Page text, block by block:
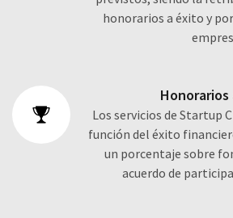
honorarios a éxito y
Honorarios
Los servicios de Startup
función del éxito
un porcentaje sobre
acuerdo de